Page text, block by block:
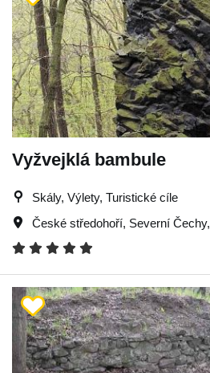
Vyžvejklá bambule
Skály, Výlety, Turistické cíle
České středohoří, Severní Čechy,